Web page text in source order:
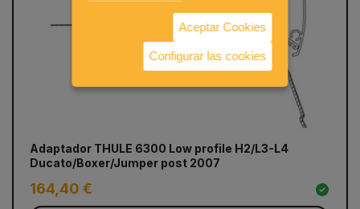
Adaptador THULE 6300 Low profile H2/L3-L4
Ducato/Boxer/Jumper post 2007
164,40 €
Aceptar Cookies
Configurar las cookies